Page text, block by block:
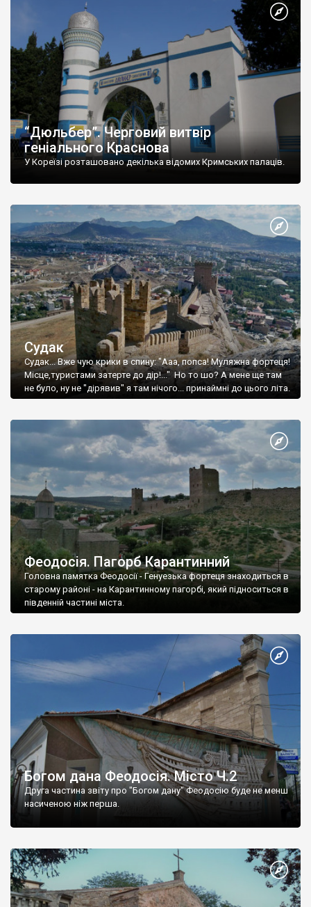
“Дюльбер”. Черговий витвір
геніального Краснова
У Кореїзі розташовано декілька відомих Кримських палаців.
Судак
Судак... Вже чую крики в спину: "Ааа, попса! Муляжна фортеця!
Місце,туристами затерте до дір!..." Но то шо? А мене ще там
не було, ну не "дірявив" я там нічого... принаймні до цього літа.
Феодосія. Пагорб Карантинний
Головна памятка Феодосії - Генуезька фортеця знаходиться в
старому районі - на Карантинному пагорбі, який підноситься в
південній частині міста.
Богом дана Феодосія. Місто Ч.2
Друга частина звіту про "Богом дану" Феодосію буде не менш
насиченою ніж перша.